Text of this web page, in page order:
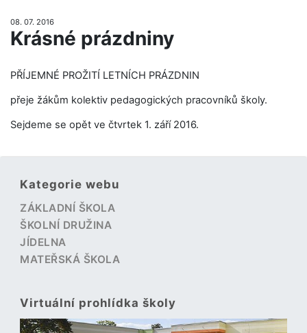
08. 07. 2016
Krásné prázdniny
PŘÍJEMNÉ PROŽITÍ LETNÍCH PRÁZDNIN
přeje žákům kolektiv pedagogických pracovníků školy.
Sejdeme se opět ve čtvrtek 1. září 2016.
Kategorie webu
ZÁKLADNÍ ŠKOLA
ŠKOLNÍ DRUŽINA
JÍDELNA
MATEŘSKÁ ŠKOLA
Virtuální prohlídka školy